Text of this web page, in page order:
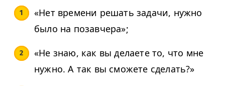
«Нет времени решать задачи, нужно
было на позавчера»;
«Не знаю, как вы делаете то, что мне
нужно. А так вы сможете сделать?»